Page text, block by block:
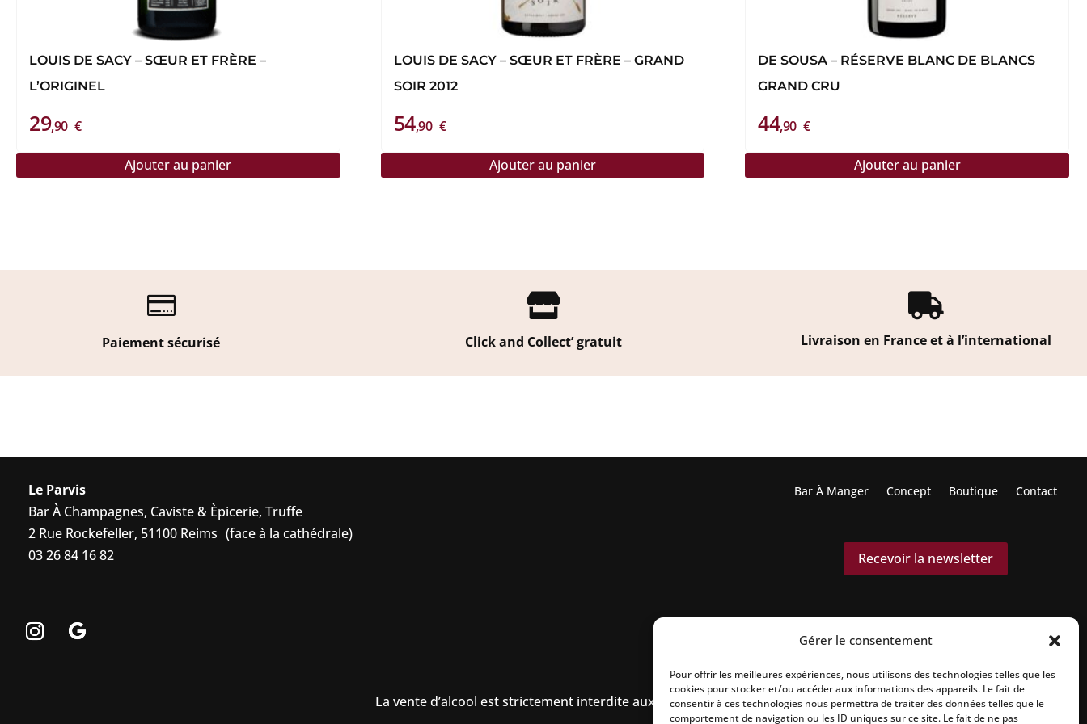
Gérer le consentement
Pour offrir les meilleures expériences, nous utilisons des technologies telles que les
cookies pour stocker et/ou accéder aux informations des appareils. Le fait de
consentir à ces technologies nous permettra de traiter des données telles que le
comportement de navigation ou les ID uniques sur ce site. Le fait de ne pas
LOUIS DE SACY – SŒUR ET FRÈRE –
L’ORIGINEL
29,90 €
Ajouter au panier
LOUIS DE SACY – SŒUR ET FRÈRE – GRAND
SOIR 2012
54,90 €
Ajouter au panier
DE SOUSA – RÉSERVE BLANC DE BLANCS
GRAND CRU
44,90 €
Ajouter au panier

Paiement sécurisé

Click and Collect’ gratuit

Livraison en France et à l’international
Le Parvis
Bar À Champagnes, Caviste & Èpicerie, Truffe
2 Rue Rockefeller, 51100 Reims (face à la cathédrale)
03 26 84 16 82
Bar À Manger Concept Boutique Contact
Recevoir la newsletter
La vente d’alcool est strictement interdite aux mineurs.